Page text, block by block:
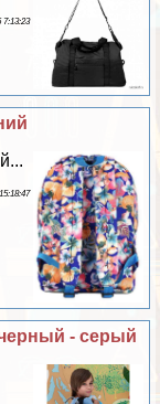
7:13:23
- серый